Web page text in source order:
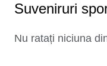
Suveniruri
Nu ratați niciuna